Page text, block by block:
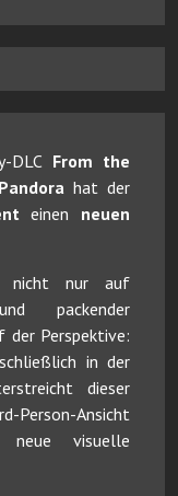
DLC From the
hat der
einen neuen
nicht nur auf
packender
der Perspektive:
in der
dieser
Person-Ansicht
neue visuelle